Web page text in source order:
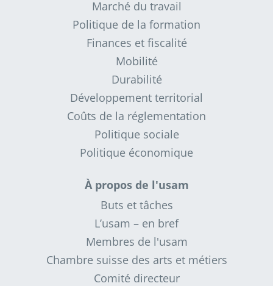
Marché du travail
Politique de la formation
Finances et fiscalité
Mobilité
Durabilité
Développement territorial
Coûts de la réglementation
Politique sociale
Politique économique
À propos de l'usam
Buts et tâches
L’usam – en bref
Membres de l'usam
Chambre suisse des arts et métiers
Comité directeur